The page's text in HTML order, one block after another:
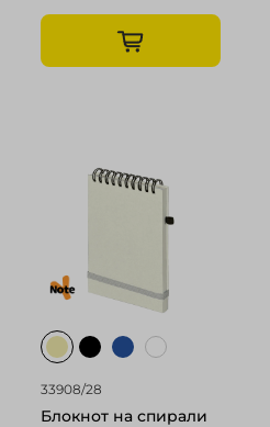
33908/28
Блокнот на спирали